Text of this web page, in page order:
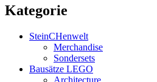
Kategorie
SteinCHenwelt
Merchandise
Sondersets
Bausätze LEGO
Architecture